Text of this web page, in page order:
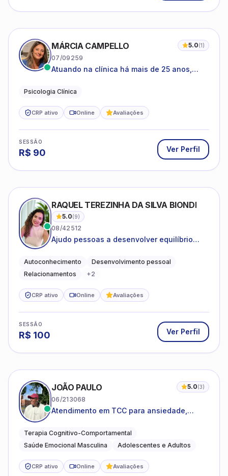
MÁRCIA CAMPELLO 5.0(1)
07/09259
Atuando na clínica há mais de 25 anos,
estruturas, com experiência em
Psicologia Clínica
CRP ativo Online Avaliações
SESSÃO
R$ 90 Ver Perfil
RAQUEL TEREZINHA DA SILVA BIONDI
5.0(9)
08/42512
Ajudo pessoas a desenvolver equilíbrio
Autoconhecimento
Desenvolvimento pessoal
Relacionamentos
+2
CRP ativo Online Avaliações
SESSÃO
R$ 100 Ver Perfil
JOÃO PAULO 5.0(3)
06/213068
Atendimento em TCC para ansiedade,
emocional
Terapia Cognitivo-Comportamental
Saúde Emocional Masculina
Adolescentes e Adultos
CRP ativo Online Avaliações